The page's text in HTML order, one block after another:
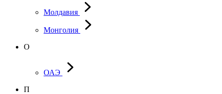
Молдавия
Монголия
О
ОАЭ
П